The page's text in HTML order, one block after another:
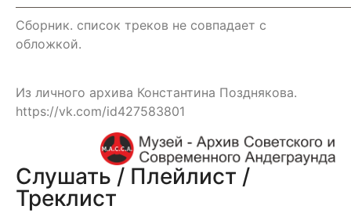
Сборник. список треков не совпадает с
обложкой.
Из личного архива Константина Позднякова.
https://vk.com/id427583801
Слушать / Плейлист /
Треклист